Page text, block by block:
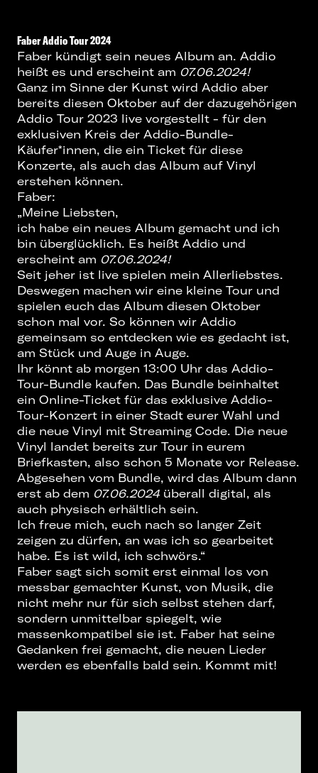
Faber Addio Tour 2024
Faber kündigt sein neues Album an. Addio
heißt es und erscheint am 07.06.2024!
Ganz im Sinne der Kunst wird Addio aber
bereits diesen Oktober auf der dazugehörigen
Addio Tour 2023 live vorgestellt - für den
exklusiven Kreis der Addio-Bundle-
Käufer*innen, die ein Ticket für diese
Konzerte, als auch das Album auf Vinyl
erstehen können.
Faber:
„Meine Liebsten,
ich habe ein neues Album gemacht und ich
bin überglücklich. Es heißt Addio und
erscheint am 07.06.2024!
Seit jeher ist live spielen mein Allerliebstes.
Deswegen machen wir eine kleine Tour und
spielen euch das Album diesen Oktober
schon mal vor. So können wir Addio
gemeinsam so entdecken wie es gedacht ist,
am Stück und Auge in Auge.
Ihr könnt ab morgen 13:00 Uhr das Addio-
Tour-Bundle kaufen. Das Bundle beinhaltet
ein Online-Ticket für das exklusive Addio-
Tour-Konzert in einer Stadt eurer Wahl und
die neue Vinyl mit Streaming Code. Die neue
Vinyl landet bereits zur Tour in eurem
Briefkasten, also schon 5 Monate vor Release.
Abgesehen vom Bundle, wird das Album dann
erst ab dem 07.06.2024überall digital, als
auch physisch erhältlich sein.
Ich freue mich, euch nach so langer Zeit
zeigen zu dürfen, an was ich so gearbeitet
habe. Es ist wild, ich schwörs.“
Faber sagt sich somit erst einmal los von
messbar gemachter Kunst, von Musik, die
nicht mehr nur für sich selbst stehen darf,
sondern unmittelbar spiegelt, wie
massenkompatibel sie ist. Faber hat seine
Gedanken frei gemacht, die neuen Lieder
werden es ebenfalls bald sein. Kommt mit!